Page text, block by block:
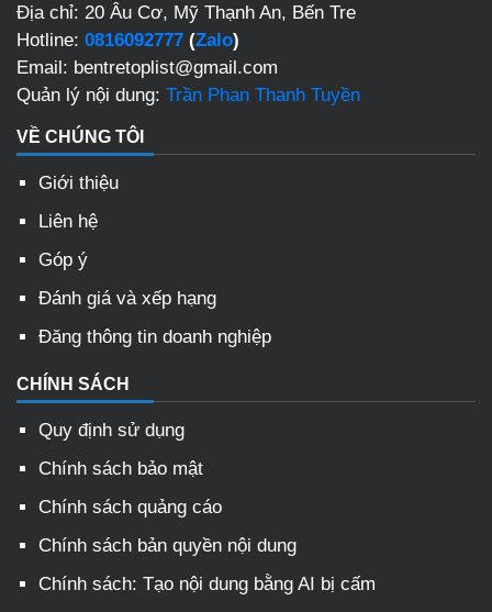
Địa chỉ: 20 Âu Cơ, Mỹ Thạnh An, Bến Tre
Hotline: 0816092777 (Zalo)
Email: bentretoplist@gmail.com
Quản lý nội dung: Trần Phan Thanh Tuyền
VỀ CHÚNG TÔI
Giới thiệu
Liên hệ
Góp ý
Đánh giá và xếp hạng
Đăng thông tin doanh nghiệp
CHÍNH SÁCH
Quy định sử dụng
Chính sách bảo mật
Chính sách quảng cáo
Chính sách bản quyền nội dung
Chính sách: Tạo nội dung bằng AI bị cấm